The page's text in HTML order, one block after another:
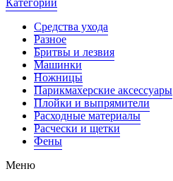
Категории
Средства ухода
Разное
Бритвы и лезвия
Машинки
Ножницы
Парикмахерские аксессуары
Плойки и выпрямители
Расходные материалы
Расчески и щетки
Фены
Меню